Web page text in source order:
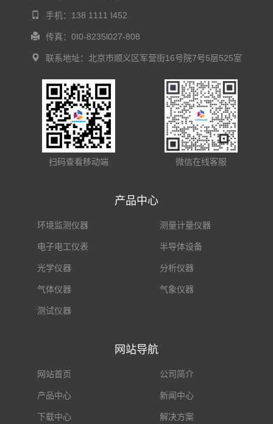
手机：138 1111 I452
传真：0I0-8235l027-808
联系地址：北京市顺义区军营街16号院7号5层525室
扫码查看移动端 微信在线客服
产品中心
环境监测仪器 测量计量仪器
电子电工仪表 半导体设备
光学仪器 分析仪器
气体仪器 气象仪器
测试仪器
网站导航
网站首页 公司简介
产品中心 新闻中心
下载中心 解决方案